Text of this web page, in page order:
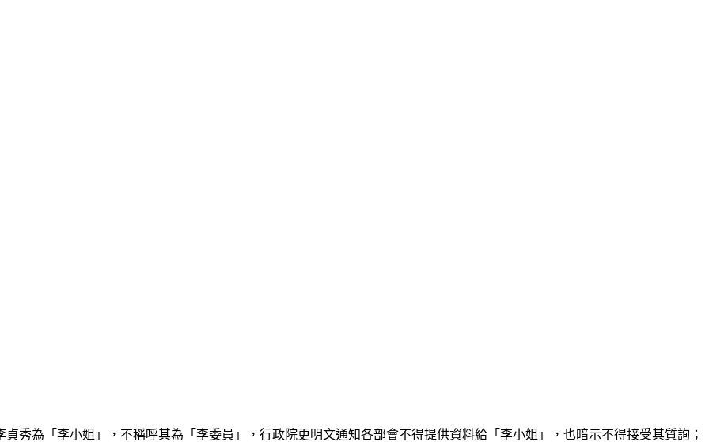
秀為「李小姐」，不稱呼其為「李委員」，行政院更明文通知各部會不得提供資料給「李小姐」，也暗示不得接受其質詢；